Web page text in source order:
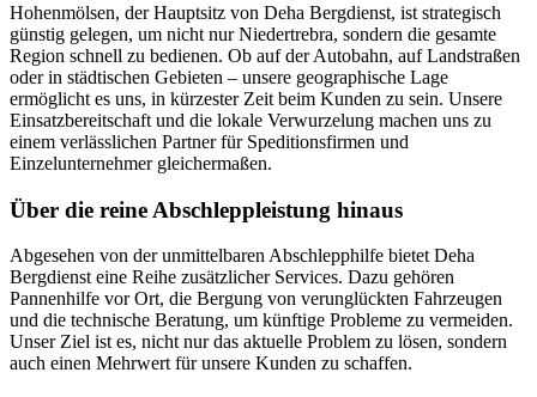
Hohenmölsen, der Hauptsitz von Deha Bergdienst, ist strategisch
günstig gelegen, um nicht nur Niedertrebra, sondern die gesamte
Region schnell zu bedienen. Ob auf der Autobahn, auf Landstraßen
oder in städtischen Gebieten – unsere geographische Lage
ermöglicht es uns, in kürzester Zeit beim Kunden zu sein. Unsere
Einsatzbereitschaft und die lokale Verwurzelung machen uns zu
einem verlässlichen Partner für Speditionsfirmen und
Einzelunternehmer gleichermaßen.
Über die reine Abschleppleistung hinaus
Abgesehen von der unmittelbaren Abschlepphilfe bietet Deha
Bergdienst eine Reihe zusätzlicher Services. Dazu gehören
Pannenhilfe vor Ort, die Bergung von verunglückten Fahrzeugen
und die technische Beratung, um künftige Probleme zu vermeiden.
Unser Ziel ist es, nicht nur das aktuelle Problem zu lösen, sondern
auch einen Mehrwert für unsere Kunden zu schaffen.